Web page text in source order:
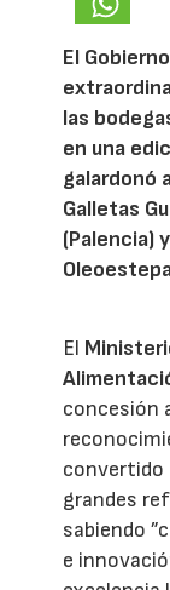
El
las
en una
galardonó
Galletas
(Palencia)
El
concesión
convertido
grandes
sabiendo
e